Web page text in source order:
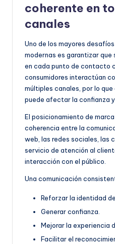
coherente en
canales
Uno de los mayores
modernas es garantizar
en cada punto de contacto
consumidores interactúan
múltiples canales, por lo
puede afectar la confianza
El posicionamiento de
coherencia entre la
web, las redes sociales, las
servicio de atención al
interacción con el público.
Una comunicación
Reforzar la identidad
Generar confianza.
Mejorar la experiencia
Facilitar el